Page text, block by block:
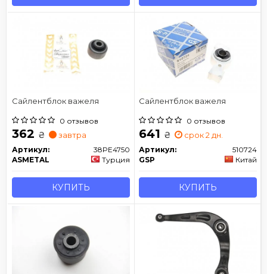
Сайлентблок важеля
0 отзывов
362 ₴ завтра
Артикул:
38PE4750
ASMETAL
Турция
КУПИТЬ
Сайлентблок важеля
0 отзывов
641 ₴ срок 2 дн.
Артикул:
510724
GSP
Китай
КУПИТЬ